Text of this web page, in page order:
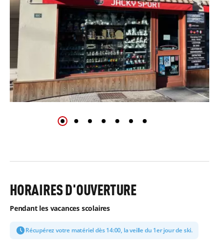
HORAIRES D'OUVERTURE
Pendant les vacances scolaires
Récupérez votre matériel dès 14:00, la veille du 1er jour de ski.